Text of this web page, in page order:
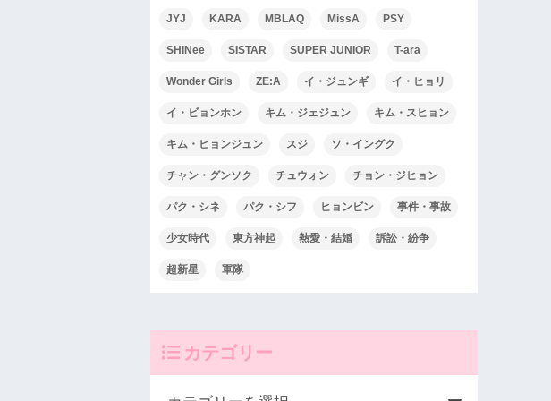
JYJ KARA MBLAQ MissA PSY
SHINee SISTAR SUPER JUNIOR T-ara
Wonder Girls ZE:A イ・ジュンギ イ・ヒョリ
イ・ビョンホン キム・ジェジュン キム・スヒョン
キム・ヒョンジュン スジ ソ・イングク
チャン・グンソク チュウォン チョン・ジヒョン
パク・シネ パク・シフ ヒョンビン 事件・事故
少女時代 東方神起 熱愛・結婚 訴訟・紛争
超新星 軍隊
カテゴリー